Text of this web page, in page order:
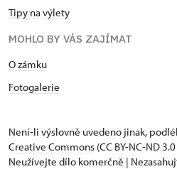
Tipy na výlety
MOHLO BY VÁS ZAJÍMAT
O zámku
Fotogalerie
Není-li výslovně uvedeno jinak,
Creative Commons (CC BY-NC-ND
Neužívejte dílo komerčně |